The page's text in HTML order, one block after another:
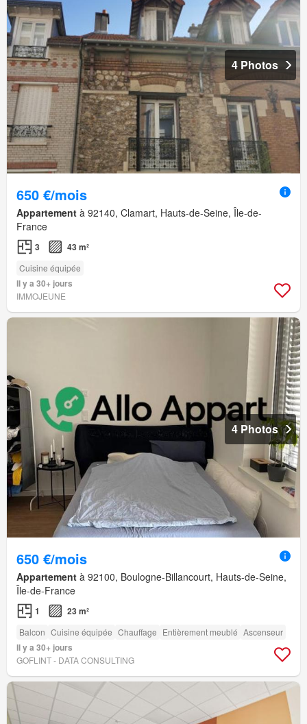
4 Photos
650 €/mois
Appartement à 92140, Clamart, Hauts-de-Seine, Île-de-
France
3 43 m²
Cuisine équipée
Il y a 30+ jours
IMMOJEUNE
4 Photos
650 €/mois
Appartement à 92100, Boulogne-Billancourt, Hauts-de-Seine,
Île-de-France
1 23 m²
Balcon Cuisine équipée Chauffage Entièrement meublé Ascenseur
Il y a 30+ jours
GOFLINT - DATA CONSULTING